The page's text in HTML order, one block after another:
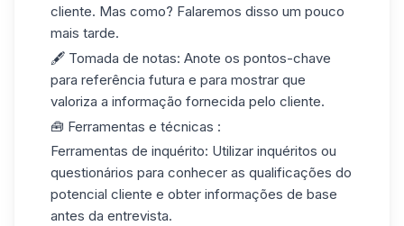
cliente. Mas como? Falaremos disso um pouco
mais tarde.
🖋️ Tomada de notas: Anote os pontos-chave
para referência futura e para mostrar que
valoriza a informação fornecida pelo cliente.
🧰 Ferramentas e técnicas :
Ferramentas de inquérito: Utilizar inquéritos ou
questionários para conhecer as qualificações do
potencial cliente e obter informações de base
antes da entrevista.